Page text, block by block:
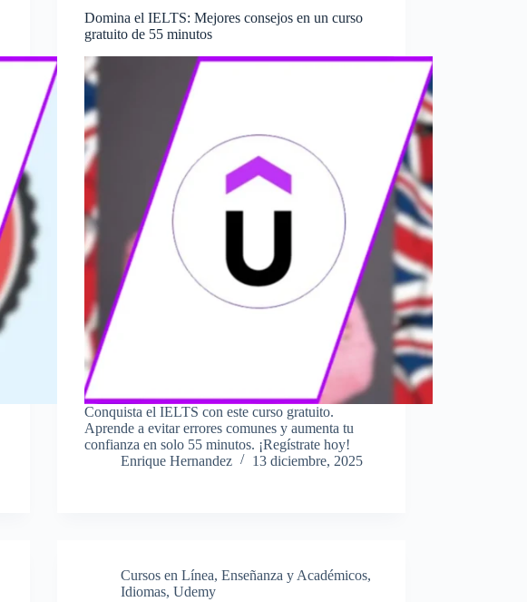
Domina el IELTS: Mejores consejos en un curso
gratuito de 55 minutos
Conquista el IELTS con este curso gratuito.
Aprende a evitar errores comunes y aumenta tu
confianza en solo 55 minutos. ¡Regístrate hoy!
Enrique Hernandez
13 diciembre, 2025
Cursos en Línea,Enseñanza y Académicos,
Idiomas,Udemy